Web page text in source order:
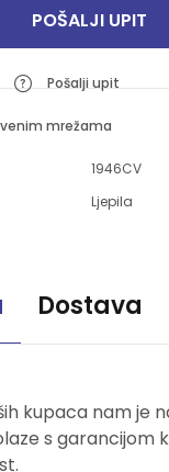
POŠALJI UPIT
Pošalji upit
mrežama
1946CV
Ljepila
Dostava
kupaca nam je
s garancijom